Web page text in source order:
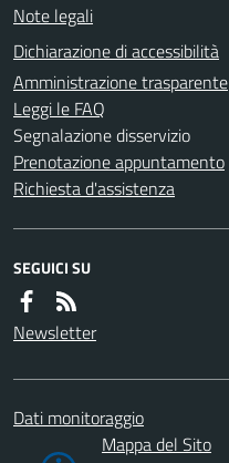
Note legali
Dichiarazione di accessibilità
Amministrazione trasparente
Leggi le FAQ
Segnalazione disservizio
Prenotazione appuntamento
Richiesta d'assistenza
SEGUICI SU
Newsletter
Dati monitoraggio
Mappa del Sito